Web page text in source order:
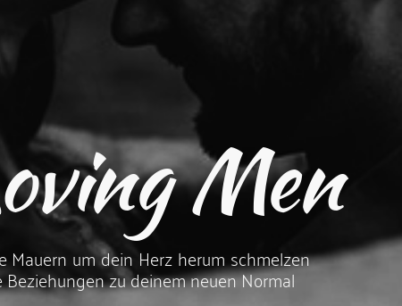
Men
um dein Herz herum schmelzen
zu deinem neuen Normal